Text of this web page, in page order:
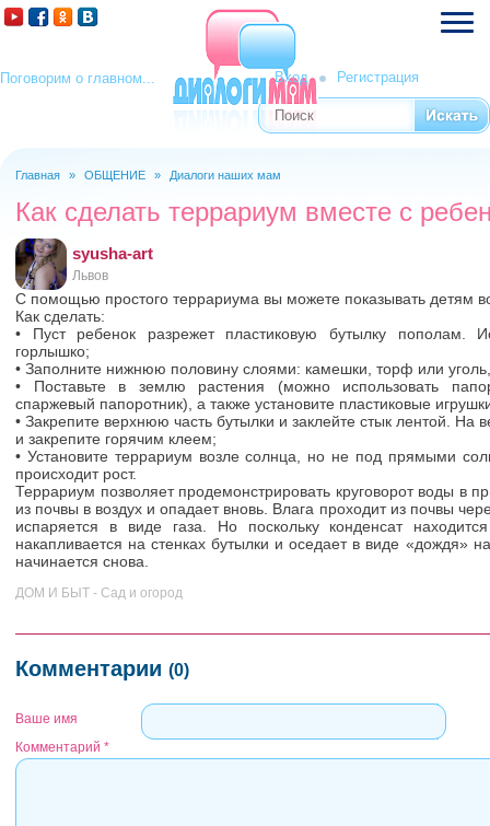
Поговорим о главном... Вход Регистрация
Форма поиска
Поиск
Главная » ОБЩЕНИЕ » Диалоги наших мам
Как сделать террариум вместе с
syusha-art
Львов
С помощью простого террариума вы можете показывать детям
Как сделать:
• Пуст ребенок разрежет пластиковую бутылку пополам.
горлышко;
• Заполните нижнюю половину слоями: камешки, торф или
• Поставьте в землю растения (можно использовать
спаржевый папоротник), а также установите пластиковые
• Закрепите верхнюю часть бутылки и заклейте стык лентой. На
и закрепите горячим клеем;
• Установите террариум возле солнца, но не под прямыми
происходит рост.
Террариум позволяет продемонстрировать круговорот воды в
из почвы в воздух и опадает вновь. Влага проходит из почвы
испаряется в виде газа. Но поскольку конденсат
накапливается на стенках бутылки и оседает в виде «дождя»
начинается снова.
ДОМ И БЫТ - Сад и огород
Комментарии (0)
Ваше имя
Комментарий *